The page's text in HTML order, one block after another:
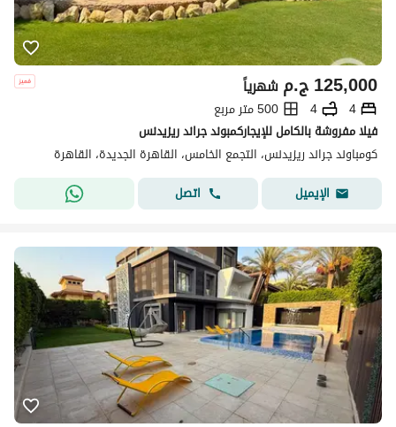
ج.م125,000 شهرياً
4
4
500 متر مربع
فيلا مفروشة بالكامل للإيجاركمبوند جراند ريزيدنس
كومباوند جراند ريزيدنس، التجمع الخامس، القاهرة الجديدة، القاهرة
الإيميل
اتصل